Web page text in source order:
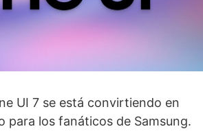
UI 7 se está convirtiendo en
para los fanáticos de Samsung.